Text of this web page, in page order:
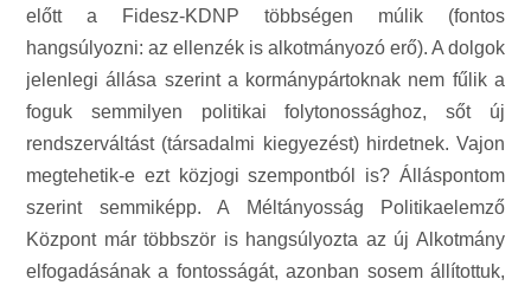
előtt a Fidesz-KDNP többségen múlik (fontos
hangsúlyozni: az ellenzék is alkotmányozó erő). A dolgok
jelenlegi állása szerint a kormánypártoknak nem fűlik a
foguk semmilyen politikai folytonossághoz, sőt új
rendszerváltást (társadalmi kiegyezést) hirdetnek. Vajon
megtehetik-e ezt közjogi szempontból is? Álláspontom
szerint semmiképp. A Méltányosság Politikaelemző
Központ már többször is hangsúlyozta az új Alkotmány
elfogadásának a fontosságát, azonban sosem állítottuk,